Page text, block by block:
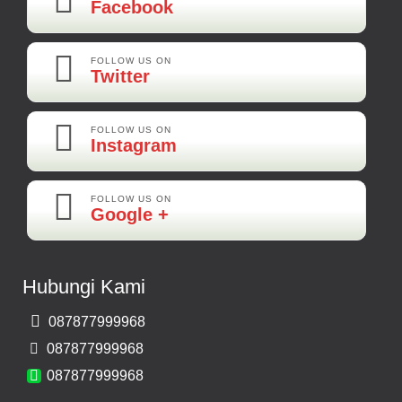
Maya-Palembang
Barang Sudah Sampai Mbak Ratna Makasih
Facebook
FOLLOW US ON
Twitter
FOLLOW US ON
Instagram
FOLLOW US ON
Google +
Hubungi Kami
087877999968
087877999968
087877999968